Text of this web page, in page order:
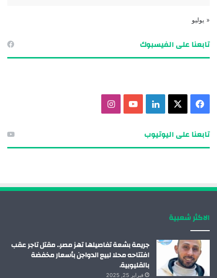
« يوليو
تابعنا على الفيسبوك
م
تابعنا على اليوتيوب
الاكثر شعبية
جريمة بشعة تفاصيلها تهز مصر.. مقتل تاجر عقب
افتتاحه محلا لبيع الدواجن بأسعار مخفضة
بالقليوبية.
فبراير 25, 2025